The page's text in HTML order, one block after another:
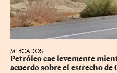
MERCADOS
Petróleo cae levemente
acuerdo sobre el estrecho de